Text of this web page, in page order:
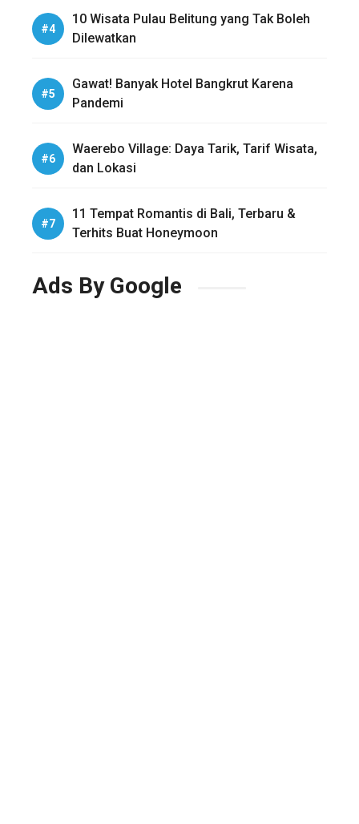
10 Wisata Pulau Belitung yang Tak Boleh
Dilewatkan
Gawat! Banyak Hotel Bangkrut Karena
Pandemi
Waerebo Village: Daya Tarik, Tarif Wisata,
dan Lokasi
11 Tempat Romantis di Bali, Terbaru &
Terhits Buat Honeymoon
Ads By Google